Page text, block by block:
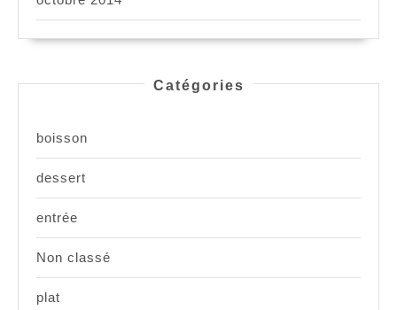
Catégories
boisson
dessert
entrée
Non classé
plat